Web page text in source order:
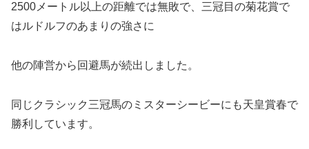
2500メートル以上の距離では無敗で、三冠目の菊花賞で
はルドルフのあまりの強さに
他の陣営から回避馬が続出しました。
同じクラシック三冠馬のミスターシービーにも天皇賞春で
勝利しています。